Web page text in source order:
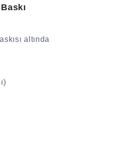
altında